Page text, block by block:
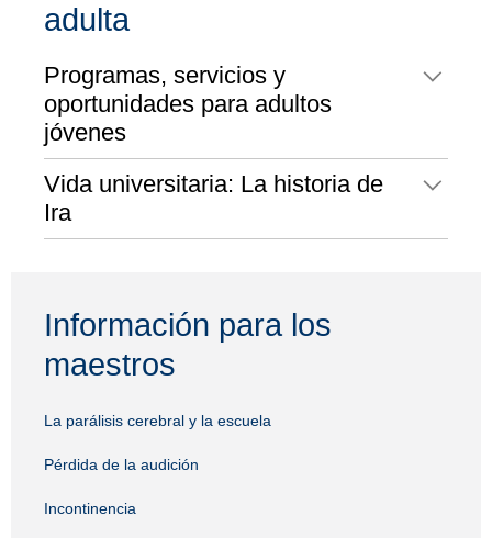
adulta
Programas, servicios y
oportunidades para adultos
jóvenes
Vida universitaria: La historia de
Ira
Información para los
maestros
La parálisis cerebral y la escuela
Pérdida de la audición
Incontinencia